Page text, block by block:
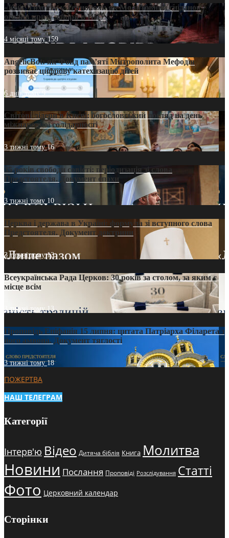
«Кейс Тихона» у Тернополі: як Молитовний сніданок
оголив кризу довіри в ПЦУ
4 місяці тому159
AngelicBot: як Фонд пам’яті Митрополита Мефодія
розвиває цифрову катехизацію дітей
6 днів тому9
Світові лідери в Києві: богословський погляд на день
міжнародної солідарності
3 тижні тому16
35 років свободи совісті: періодизація зі слова
Предстоятеля. Документ епохи
3 тижні тому 10
Церква і держава в Україні: формула зі вступного слова
Предстоятеля. Документ доктрини
3 тижні тому13
Всеукраїнська Рада Церков: 30 років за столом, за яким є
місце всім
3 тижні тому13
Проповідь Епіфанія 15 липня: цитата Патріарха Філарета з
його амвона. Документ тяглості
3 тижні тому18
ПОЖЕРТВА
НАШ ТЕЛЕГРАМ
Категорії
Інтерв'ю Відео Дитяча біблія Книга Молитва
Новини Послання Проповіді Розслідування Статті
Фото Церковний календар
Сторінки